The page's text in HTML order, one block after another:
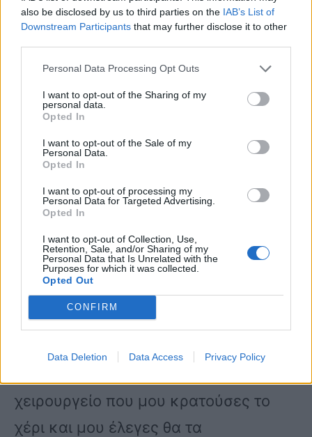
also be disclosed by us to third parties on the IAB’s List of
Downstream Participants that may further disclose it to other
Personal Data Processing Opt Outs
I want to opt-out of the Sharing of my
personal data.
Opted In
I want to opt-out of the Sale of my
Personal Data.
Opted In
I want to opt-out of processing my
Personal Data for Targeted Advertising.
Opted In
I want to opt-out of Collection, Use,
Retention, Sale, and/or Sharing of my
Personal Data that Is Unrelated with the
Purposes for which it was collected.
Opted Out
CONFIRM
Data Deletion Data Access Privacy Policy
άνθρωπος πάλι. Λένε και άλλοι ότι
τους λείπεις και όταν το ακούω θέλω
στιχάκι από ένα τραγούδι, (έλα λίγο
μόνο για λίγο).
Μάταια σε ψάχνω δεν μπορώ να σε
βρω πουθενά και συνεχίζω μόνη μου
να προσπαθώ να βρω τα αχνάρια που
άφησες. Σ αγαπώ και μου λείπεις και
να σου πω κάτι δεν φέρθηκες καλά
γιατί μου έλεγες αγάπη μου θα
είμαστε μαζί για πάντα. Θυμάσαι όταν
χειρουργείο που μου κρατούσες το
χέρι και μου έλεγες θα τα